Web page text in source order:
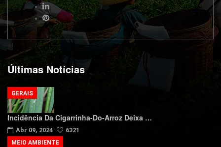
Últimas Notícias
Incidência Da Cigarrinha-Do-Arroz Deixa …
Abr 09, 2024 6321
GERAIS
MEIO AMBIENTE